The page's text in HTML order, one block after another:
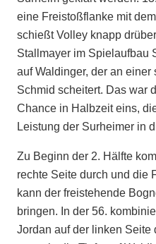
eine Freistoßflanke mit
schießt Volley knapp
Stallmayer im Spielaufbau
auf Waldinger, der an
Schmid scheitert. Das war
Chance in Halbzeit eins,
Leistung der Surheimer in
Zu Beginn der 2. Hälfte
rechte Seite durch und die
kann der freistehende
bringen. In der 56.
Jordan auf der linken Seite